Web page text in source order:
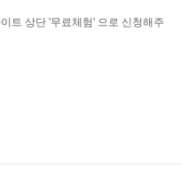
트 상단 '무료체험' 으로 신청해주